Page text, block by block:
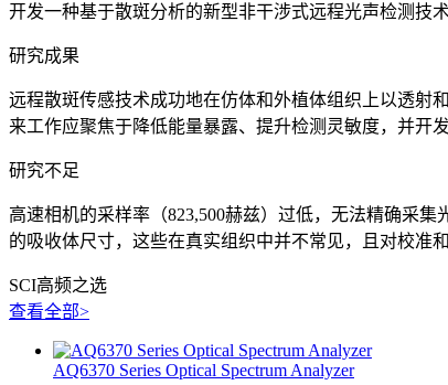
开发一种基于散斑分析的新型非干涉式远程光声检测技
研究成果
远程散斑传感技术成功地在仿体和外植体组织上以透射
来工作应聚焦于降低能量暴露、提升检测灵敏度，并开
研究不足
高速相机的采样率（823,500赫兹）过低，无法精确采
的吸收体尺寸，这些在真实组织中并不常见，且对校准
SCI高频之选
查看全部>
AQ6370 Series Optical Spectrum Analyzer